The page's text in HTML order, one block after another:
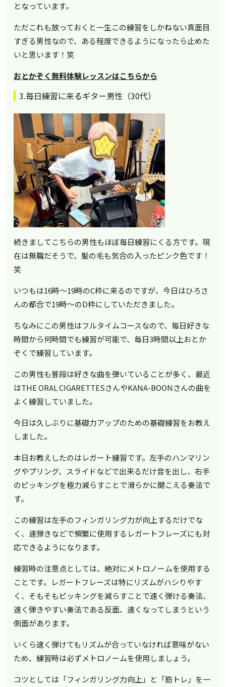
となっています。
ただこれも放っておくと一生この練習をしかねない真面目
すぎる男性なので、ある程度できるようになったら止めた
いと思います！笑
おとかぞく無料体験レッスンはこちらから
3.毎日練習に来るギター男性（30代）
続きましてこちらの男性もほぼ毎日練習にくる方です。現
在は無職だそうで、髪の毛も気合の入ったピンク色です！
笑
いつもは16時～19時のC枠に来るのですが、今日はひろさ
んの都合で19時～のD枠にしていただきました。
ちなみにこの男性はフルタイムコースなので、毎日好きな
時間から何時間でも練習が可能で、毎日3時間以上おとか
ぞくで練習しています。
この男性も普段は好きな曲を弾いていることが多く、最近
はTHE ORAL CIGARETTESさんやKANA-BOONさんの曲を
よく練習していました。
今日は久しぶりに基礎力アップのための基礎練習をお教え
しました。
本日お教えしたのはレガート練習です。左手のハンマリン
グやプリング、スライドなどで出来るだけ音を出し、右手
のピッキングを極力減らすことで滑らかに聞こえる奏法で
す。
この練習は左手のフィンガリング力が向上するだけでな
く、速弾きなどで頻繁に使用するレガートフレーズにも対
応できるようになります。
練習時の注意点としては、絶対にメトロノームを使用する
ことです。レガートフレーズは特にリズムがハシりやす
く、そもそもピッキングを減らすことで速く弾ける奏法、
速く弾きやすい奏法である反面、速くなってしまうという
側面があります。
いくら速く弾けてもリズムが合っていなければ意味がない
ため、練習時は必ずメトロノームを使用しましょう。
コツとしては「フィンガリング力向上」と「筋トレ」を一